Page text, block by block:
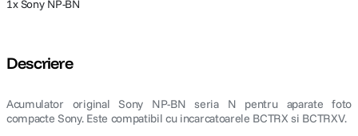
1x Sony NP-BN
Descriere
Acumulator original Sony NP-BN seria N pentru aparate foto
compacte Sony. Este compatibil cu incarcatoarele BCTRX si BCTRXV.